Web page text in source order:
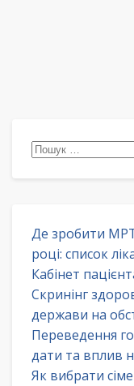
Пошук:
Де зробити
році: список
Кабінет
Скринінг
держави на
Переведення
дати та вплив
Як вибрати